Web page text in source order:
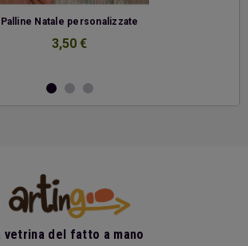
Palline Natale personalizzate
3,50 €
vetrina del fatto a mano